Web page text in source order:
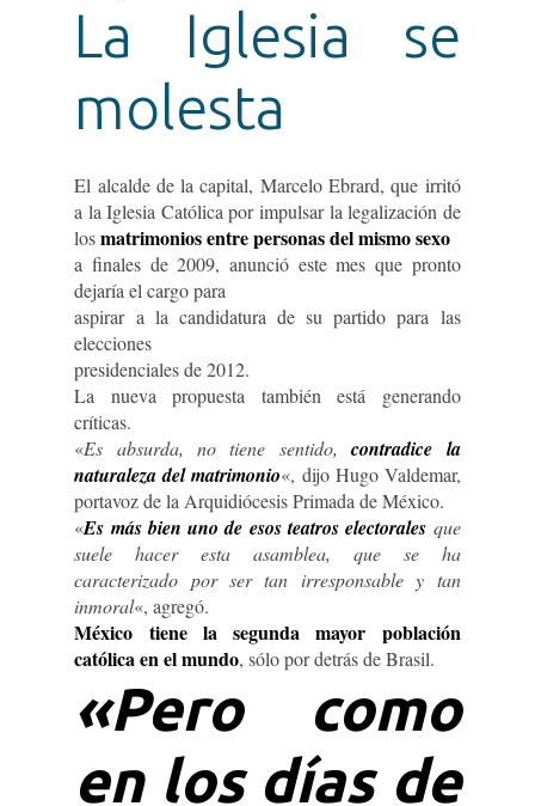
La Iglesia se
molesta
El alcalde de la capital, Marcelo Ebrard, que irritó
a la Iglesia Católica por impulsar la legalización de
losmatrimonios entre personas del mismo sexo
a finales de 2009, anunció este mes que pronto
dejaría el cargo para
aspirar a la candidatura de su partido para las
elecciones
presidenciales de 2012.
La nueva propuesta también está generando
críticas.
«Es absurda, no tiene sentido,
contradice la
naturaleza del matrimonio«, dijo Hugo Valdemar,
portavoz de la Arquidiócesis Primada de México.
«Es más bien uno de esos teatros electorales que
suele hacer esta asamblea, que se ha
caracterizado por ser tan irresponsable y tan
inmoral«, agregó.
México tiene la segunda mayor población
católica en el mundo, sólo por detrás de Brasil.
«Pero como
en los días de